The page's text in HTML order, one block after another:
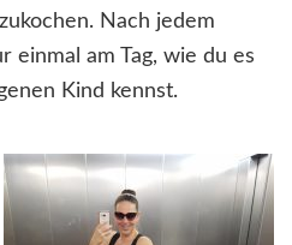
Nach jedem
einmal am Tag, wie du es
Kind kennst.